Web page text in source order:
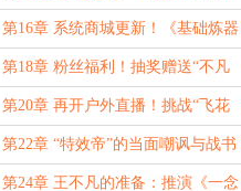
属精品，概不签约！”
第16章 系统商城更新！《基础炼器
术（残篇）》与“聚灵墨”配方
第18章 粉丝福利！抽奖赠送“不凡
平安符”
第20章 再开户外直播！挑战“飞花
摘叶”
第22章 “特效帝”的当面嘲讽与战书
第24章 王不凡的准备：推演《一念